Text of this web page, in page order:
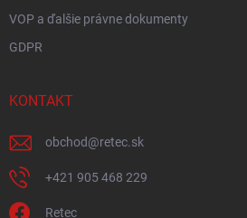
VOP a ďalšie právne dokumenty
GDPR
KONTAKT
obchod@retec.sk
+421 905 468 229
Retec